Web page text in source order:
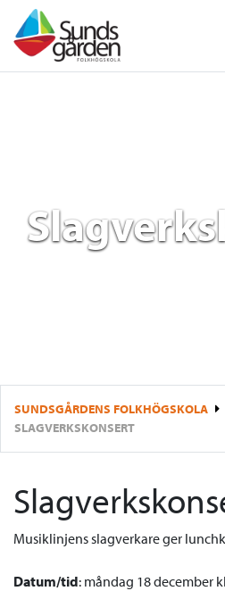
SUNDSGÅRDENS FOLKHÖGSKOLA
SLAGVERKSKONSERT
Musiklinjens slagverkare ger
Datum/tid: måndag 18 december